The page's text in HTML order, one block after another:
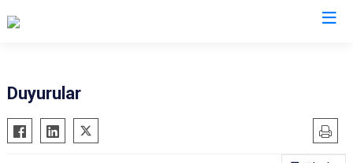
Aşkale
Çat
Duyurular